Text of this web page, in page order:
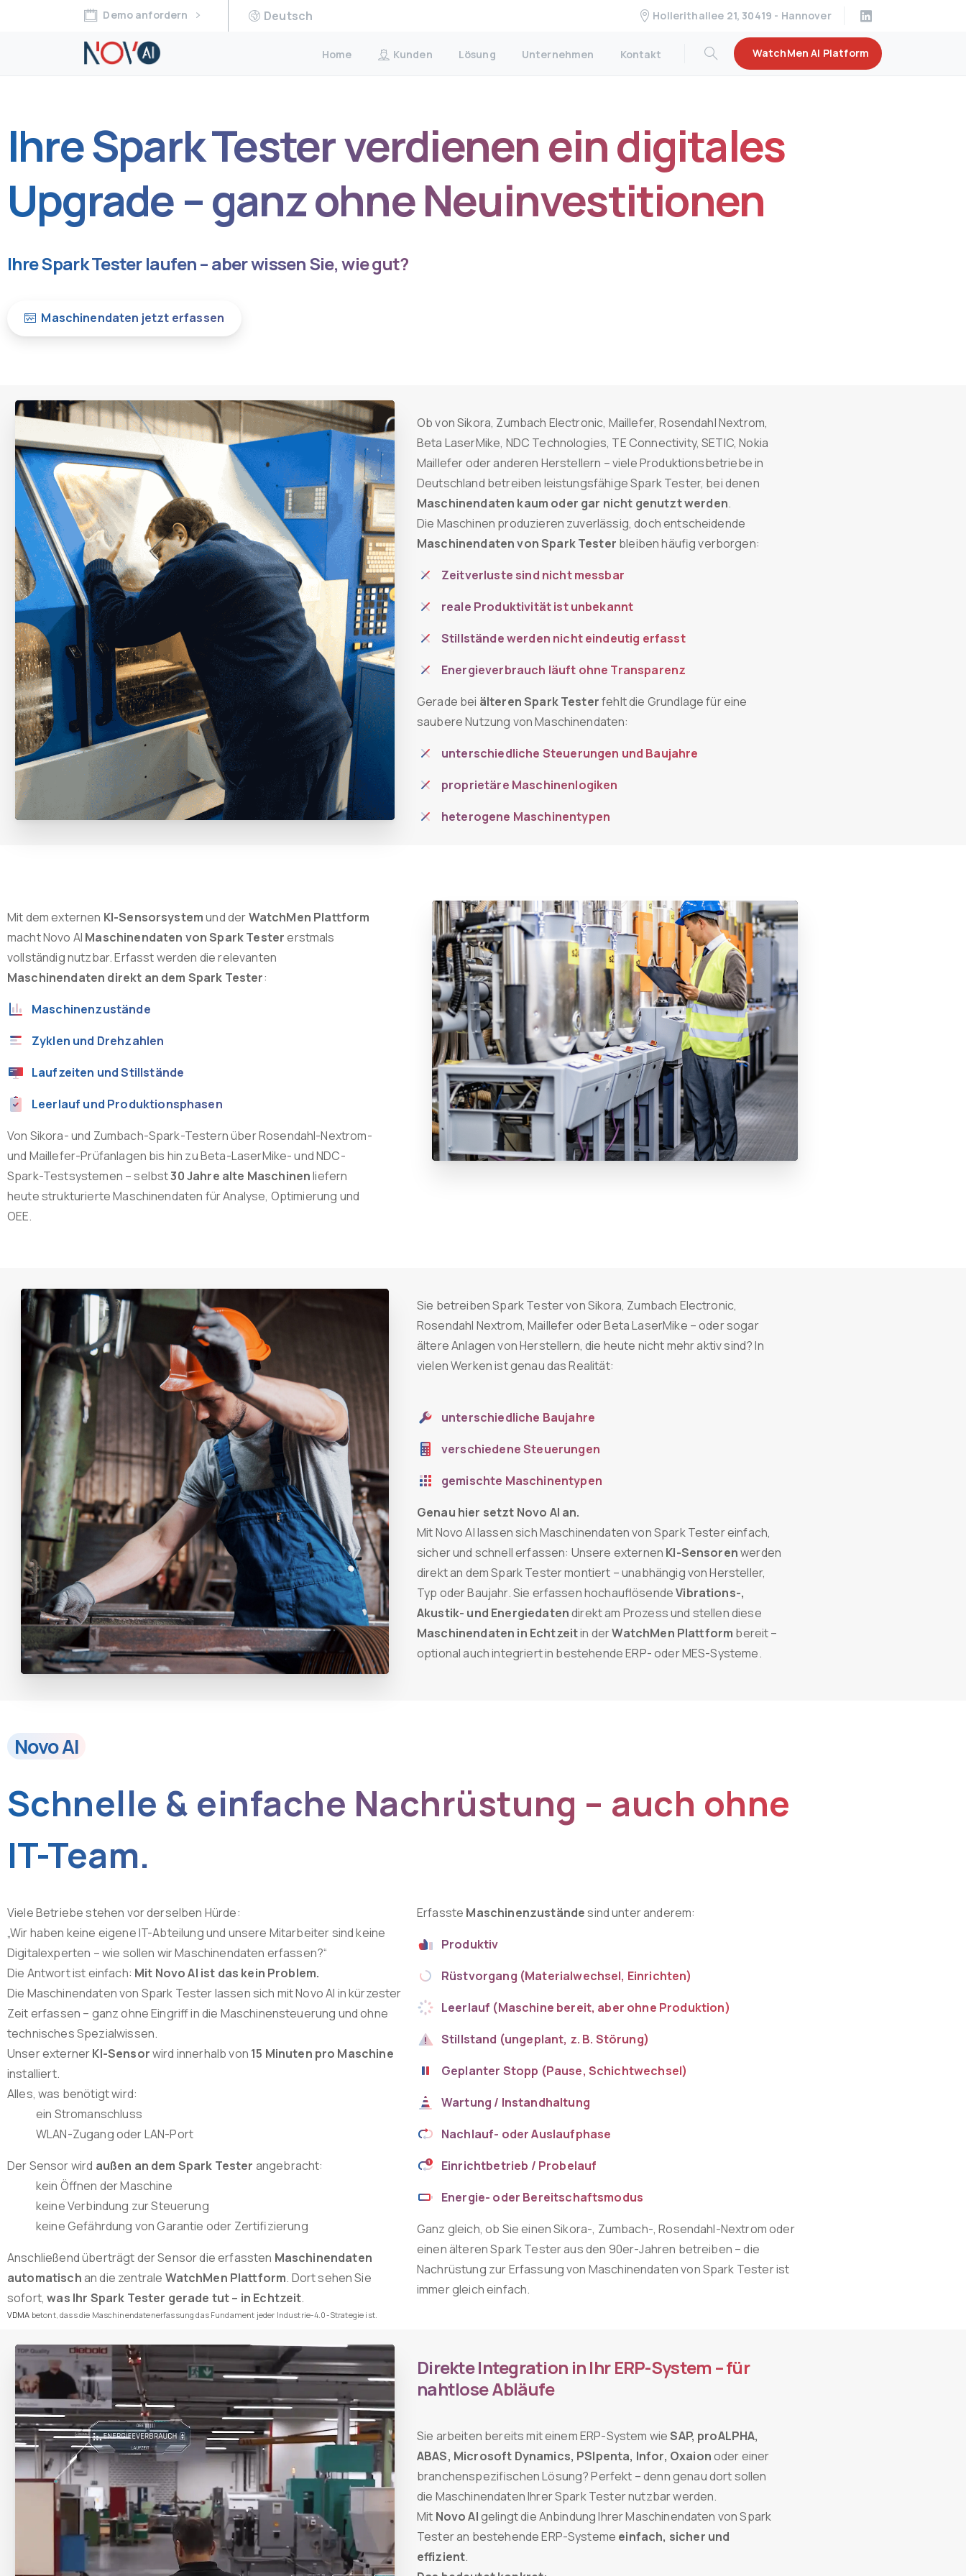
Demo anfordern Deutsch Hollerithallee 21, 30419 - Hannover
Home Kunden Lösung Unternehmen Kontakt WatchMen AI Platform
Ihre Spark Tester verdienen ein digitales
Upgrade – ganz ohne Neuinvestitionen
Ihre Spark Tester laufen – aber wissen Sie, wie gut?
Maschinendaten jetzt erfassen
Ob von Sikora, Zumbach Electronic, Maillefer, Rosendahl Nextrom,
Beta LaserMike, NDC Technologies, TE Connectivity, SETIC, Nokia
Maillefer oder anderen Herstellern – viele Produktionsbetriebe in
Deutschland betreiben leistungsfähige Spark Tester, bei denen
Maschinendaten kaum oder gar nicht genutzt werden.
Die Maschinen produzieren zuverlässig, doch entscheidende
Maschinendaten von Spark Tester bleiben häufig verborgen:
Zeitverluste sind nicht messbar
reale Produktivität ist unbekannt
Stillstände werden nicht eindeutig erfasst
Energieverbrauch läuft ohne Transparenz
Gerade bei älteren Spark Testerfehlt die Grundlage für eine
saubere Nutzung von Maschinendaten:
unterschiedliche Steuerungen und Baujahre
proprietäre Maschinenlogiken
heterogene Maschinentypen
Mit dem externen KI-Sensorsystemund derWatchMen Plattform
macht Novo AI Maschinendaten von Spark Testererstmals
vollständig nutzbar. Erfasst werden die relevanten
Maschinendaten direkt an dem Spark Tester:
Maschinenzustände
Zyklen und Drehzahlen
Laufzeiten und Stillstände
Leerlauf und Produktionsphasen
Von Sikora- und Zumbach-Spark-Testern über Rosendahl-Nextrom-
und Maillefer-Prüfanlagen bis hin zu Beta-LaserMike- und NDC-
Spark-Testsystemen – selbst30 Jahre alte Maschinenliefern
heute strukturierte Maschinendaten für Analyse, Optimierung und
OEE.
Sie betreiben Spark Tester von Sikora, Zumbach Electronic,
Rosendahl Nextrom, Maillefer oder Beta LaserMike – oder sogar
ältere Anlagen von Herstellern, die heute nicht mehr aktiv sind? In
vielen Werken ist genau das Realität:
unterschiedliche Baujahre
verschiedene Steuerungen
gemischte Maschinentypen
Genau hier setzt Novo AI an.
Mit Novo AI lassen sich Maschinendaten von Spark Tester einfach,
sicher und schnell erfassen: Unsere externen KI-Sensorenwerden
direkt an dem Spark Tester montiert – unabhängig von Hersteller,
Typ oder Baujahr. Sie erfassen hochauflösendeVibrations-,
Akustik- und Energiedatendirekt am Prozess und stellen diese
Maschinendaten in Echtzeitin derWatchMen Plattform bereit –
optional auch integriert in bestehende ERP- oder MES-Systeme.
Novo AI
Schnelle & einfache Nachrüstung – auch ohne
IT-Team.
Viele Betriebe stehen vor derselben Hürde:
„Wir haben keine eigene IT-Abteilung und unsere Mitarbeiter sind keine
Digitalexperten – wie sollen wir Maschinendaten erfassen?“
Die Antwort ist einfach: Mit Novo AI ist das kein Problem.
Die Maschinendaten von Spark Tester lassen sich mit Novo AI in kürzester
Zeit erfassen – ganz ohne Eingriff in die Maschinensteuerung und ohne
technisches Spezialwissen.
Unser externerKI-Sensorwird innerhalb von 15 Minuten pro Maschine
installiert.
Alles, was benötigt wird:
ein Stromanschluss
WLAN-Zugang oder LAN-Port
Der Sensor wird außen an dem Spark Tester angebracht:
kein Öffnen der Maschine
keine Verbindung zur Steuerung
keine Gefährdung von Garantie oder Zertifizierung
Anschließend überträgt der Sensor die erfassten Maschinendaten
automatischan die zentrale WatchMen Plattform. Dort sehen Sie
sofort,was Ihr Spark Tester gerade tut – in Echtzeit.
VDMA betont, dass die Maschinendatenerfassung das Fundament jeder Industrie-4.0-Strategie ist.
Erfasste Maschinenzuständesind unter anderem:
Produktiv
Rüstvorgang (Materialwechsel, Einrichten)
Leerlauf (Maschine bereit, aber ohne Produktion)
Stillstand (ungeplant, z. B. Störung)
Geplanter Stopp (Pause, Schichtwechsel)
Wartung / Instandhaltung
Nachlauf- oder Auslaufphase
Einrichtbetrieb / Probelauf
Energie- oder Bereitschaftsmodus
Ganz gleich, ob Sie einen Sikora-, Zumbach-, Rosendahl-Nextrom oder
einen älteren Spark Tester aus den 90er-Jahren betreiben – die
Nachrüstung zur Erfassung von Maschinendaten von Spark Tester ist
immer gleich einfach.
Direkte Integration in Ihr ERP-System – für
nahtlose Abläufe
Sie arbeiten bereits mit einem ERP-System wieSAP, proALPHA,
ABAS, Microsoft Dynamics, PSIpenta, Infor, Oxaionoder einer
branchenspezifischen Lösung? Perfekt – denn genau dort sollen
die Maschinendaten Ihrer Spark Tester nutzbar werden.
Mit Novo AIgelingt die Anbindung Ihrer Maschinendaten von Spark
Tester an bestehende ERP-Systeme einfach, sicher und
effizient.